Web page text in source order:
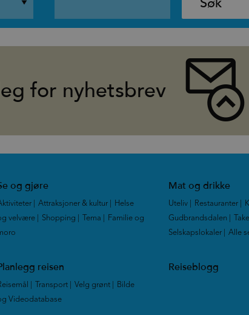
for nyhetsbrev
og gjøre
Attraksjoner & kultur
Helse
velvære
Shopping Tema
Familie og
Mat og drikke
Uteliv Restauranter
Gudbrandsdalen
Selskapslokaler
Alle
reisen
Transport Velg grønt
Bilde
Videodatabase
Reiseblogg